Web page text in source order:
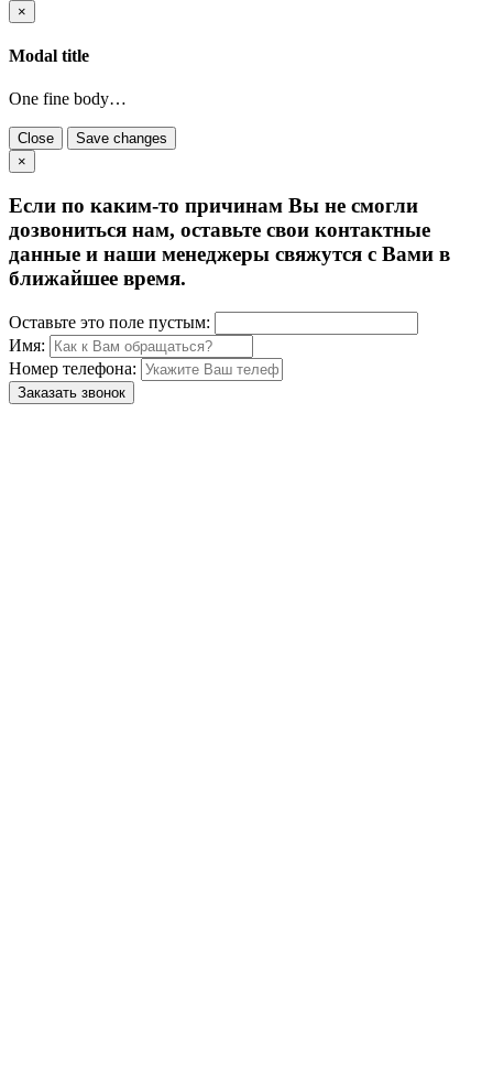
×
Modal title
One fine body…
Close
Save changes
×
Если по каким-то причинам Вы не смогли
дозвониться нам, оставьте свои контактные
данные и наши менеджеры свяжутся с Вами в
ближайшее время.
Оставьте это поле пустым:
Имя:
Номер телефона:
Заказать звонок